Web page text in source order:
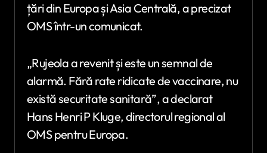
țări din Europa și Asia Centrală, a precizat
OMS într-un comunicat.
„Rujeola a revenit și este un semnal de
alarmă. Fără rate ridicate de vaccinare, nu
există securitate sanitară”, a declarat
Hans Henri P Kluge, directorul regional al
OMS pentru Europa.